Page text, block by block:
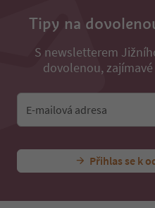
Tipy na
S newsletterem
dovolenou,
E-mailová adresa
Přihlas se k